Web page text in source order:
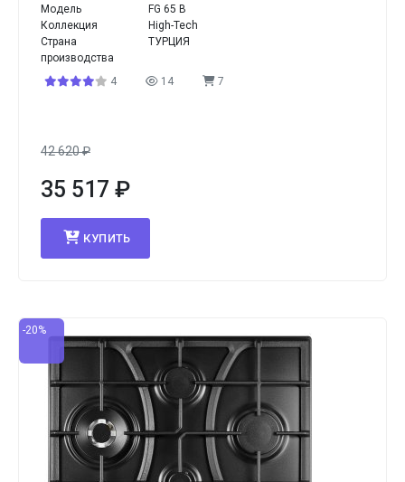
Модель
FG 65 B
Коллекция
High-Tech
Страна
производства
ТУРЦИЯ
4 14 7
42 620₽
35 517 ₽
КУПИТЬ
-20%